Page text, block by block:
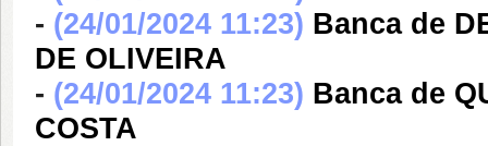
- (24/01/2024 11:23) Banca de
DE OLIVEIRA
- (24/01/2024 11:23) Banca de
COSTA